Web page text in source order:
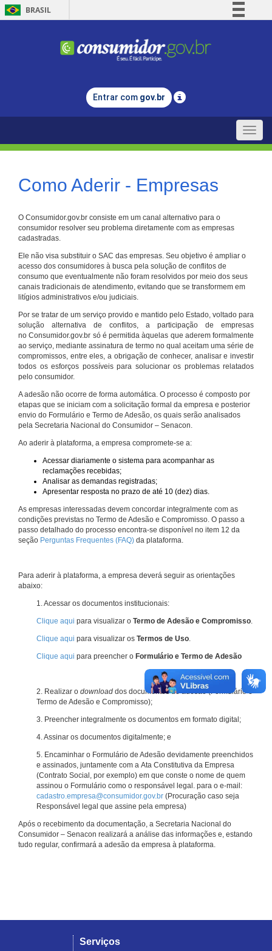
BRASIL
Comunica BR
Legislação
Entrar com gov.br
Toggle
Como Aderir - Empresas
O Consumidor.gov.br consiste em um canal alternativo para o
consumidor resolver seu problema diretamente com as empresas
cadastradas.
Ele não visa substituir o SAC das empresas. Seu objetivo é ampliar o
acesso dos consumidores à busca pela solução de conflitos de
consumo que eventualmente não foram resolvidos por meio dos seus
canais tradicionais de atendimento, evitando que se transformem em
litígios administrativos e/ou judiciais.
Por se tratar de um serviço provido e mantido pelo Estado, voltado para
solução alternativa de conflitos, a participação de empresas
no Consumidor.gov.br só é permitida àquelas que aderem formalmente
ao serviço, mediante assinatura de termo no qual aceitam uma série de
compromissos, entre eles, a obrigação de conhecer, analisar e investir
todos os esforços possíveis para solucionar os problemas relatados
pelo consumidor.
A adesão não ocorre de forma automática. O processo é composto por
etapas que se iniciam com a solicitação formal da empresa e posterior
envio do Formulário e Termo de Adesão, os quais serão analisados
pela Secretaria Nacional do Consumidor – Senacon.
Ao aderir à plataforma, a empresa compromete-se a:
Acessar diariamente o sistema para acompanhar as
reclamações recebidas;
Analisar as demandas registradas;
Apresentar resposta no prazo de até 10 (dez) dias.
As empresas interessadas devem concordar integralmente com as
condições previstas no Termo de Adesão e Compromisso. O passo a
passo detalhado do processo encontra-se disponível no item 12 da
seção Perguntas Frequentes (FAQ) da plataforma.
Para aderir à plataforma, a empresa deverá seguir as orientações
abaixo:
1. Acessar os documentos institucionais:
Clique aqui para visualizar o Termo de Adesão e Compromisso.
Clique aqui para visualizar os Termos de Uso.
Clique aqui para preencher o Formulário e Termo de Adesão
2. Realizar o download dos documentos de adesão (Formulário e
Termo de Adesão e Compromisso);
3. Preencher integralmente os documentos em formato digital;
4. Assinar os documentos digitalmente; e
5. Encaminhar o Formulário de Adesão devidamente preenchidos
e assinados, juntamente com a Ata Constitutiva da Empresa
(Contrato Social, por exemplo) em que conste o nome de quem
assinou o Formulário como o responsável legal. para o e-mail:
cadastro.empresa@consumidor.gov.br (Procuração caso seja
Responsável legal que assine pela empresa)
Após o recebimento da documentação, a Secretaria Nacional do
Consumidor – Senacon realizará a análise das informações e, estando
tudo regular, confirmará a adesão da empresa à plataforma.
Serviços